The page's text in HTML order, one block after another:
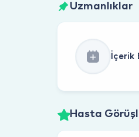
Uzmanlıklar
İçerik
Hasta